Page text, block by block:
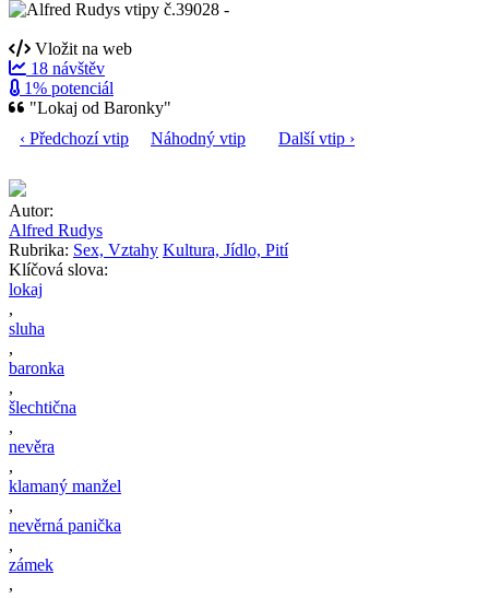
Vložit na web
18 návštěv
1% potenciál
"Lokaj od Baronky"
‹ Předchozí vtip
Náhodný vtip Další vtip ›
Autor:
Alfred Rudys
Rubrika: Sex, Vztahy Kultura, Jídlo, Pití
Klíčová slova:
lokaj
,
sluha
,
baronka
,
šlechtična
,
nevěra
,
klamaný manžel
,
nevěrná panička
,
zámek
,